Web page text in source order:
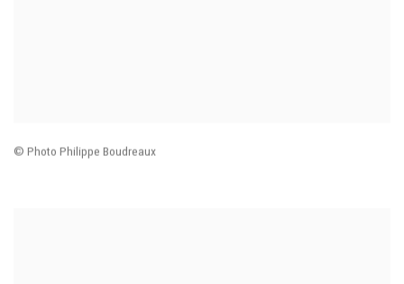
© Photo Philippe Boudreaux